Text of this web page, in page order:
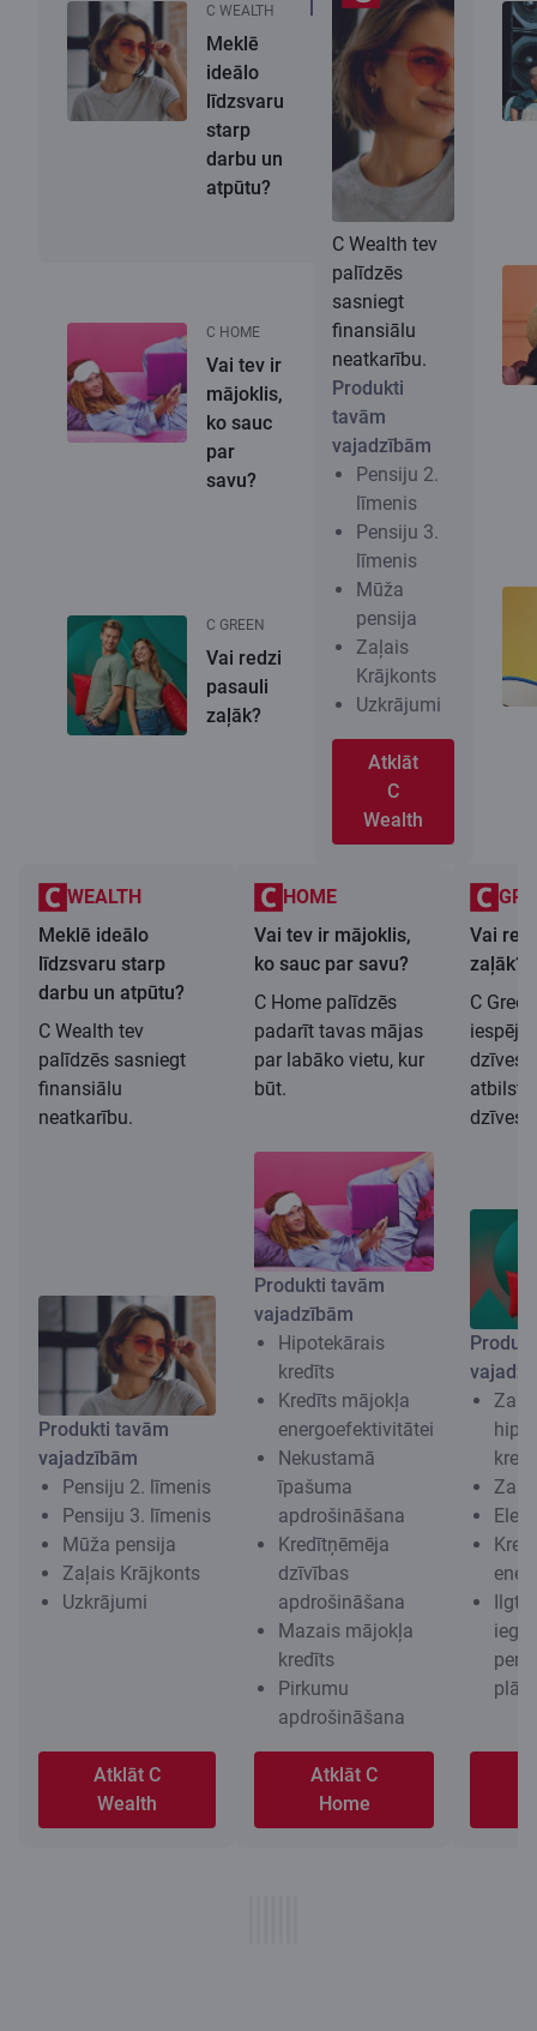
C Wealth tev
palīdzēs
sasniegt
finansiālu
neatkarību.
Produkti
tavām
vajadzībām
Pensiju 2.
līmenis
Pensiju 3.
līmenis
Mūža
pensija
Zaļais
Krājkonts
Uzkrājumi
Atklāt
C
Wealth
C WEALTH
Meklē
ideālo
līdzsvaru
starp
darbu un
atpūtu?
C HOME
Vai tev ir
mājoklis,
ko sauc
par
savu?
C GREEN
Vai redzi
pasauli
zaļāk?
WEALTH
Meklē ideālo
līdzsvaru starp
darbu un atpūtu?
C Wealth tev
palīdzēs sasniegt
finansiālu
neatkarību.
Produkti tavām
vajadzībām
Pensiju 2. līmenis
Pensiju 3. līmenis
Mūža pensija
Zaļais Krājkonts
Uzkrājumi
Atklāt C
Wealth
HOME
Vai tev ir mājoklis,
ko sauc par savu?
C Home palīdzēs
padarīt tavas mājas
par labāko vietu, kur
būt.
Produkti tavām
vajadzībām
Hipotekārais
kredīts
Kredīts mājokļa
energoefektivitātei
Nekustamā
īpašuma
apdrošināšana
Kredītņēmēja
dzīvības
apdrošināšana
Mazais mājokļa
kredīts
Pirkumu
apdrošināšana
Atklāt C
Home
Vai
zaļāk?
C
iespēju
dzīves